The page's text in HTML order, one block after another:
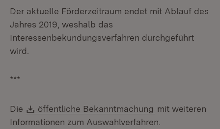
Der aktuelle Förderzeitraum endet mit Ablauf des
Jahres 2019, weshalb das
Interessenbekundungsverfahren durchgeführt
wird.
***
Die Download:
öffentliche Bekanntmachung mit weiteren
Informationen zum Auswahlverfahren.